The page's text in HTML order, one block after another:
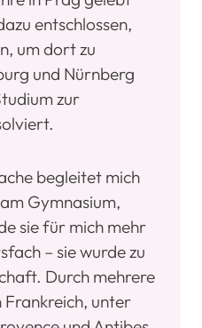
entschlossen,
um dort zu
und Nürnberg
zur
begleitet mich
Gymnasium,
sie für mich mehr
– sie wurde zu
Durch mehrere
unter